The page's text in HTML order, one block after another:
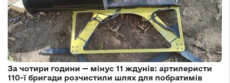
За чотири години — мінус 11 ждунів: артилеристи
110-ї бригади розчистили шлях для побратимів